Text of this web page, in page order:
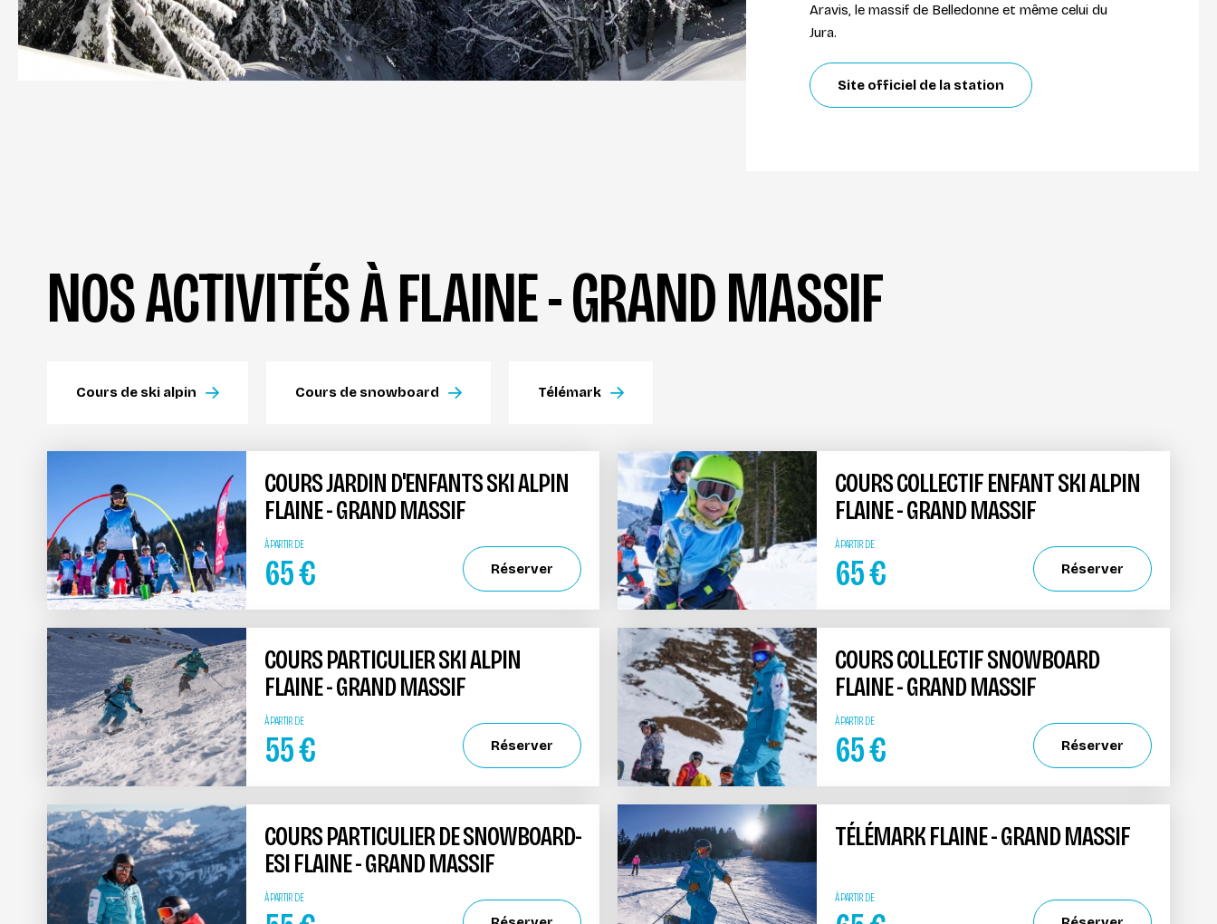
Aravis, le massif de Belledonne et même celui du
Jura.
Site officiel de la station
NOS ACTIVITÉS À FLAINE - GRAND MASSIF
Cours de ski alpin Cours de snowboard Télémark
COURS JARDIN D'ENFANTS SKI ALPIN
FLAINE - GRAND MASSIF
À PARTIR DE
65€ Réserver
COURS COLLECTIF ENFANT SKI ALPIN
FLAINE - GRAND MASSIF
À PARTIR DE
65€ Réserver
COURS PARTICULIER SKI ALPIN
FLAINE - GRAND MASSIF
À PARTIR DE
55€ Réserver
COURS COLLECTIF SNOWBOARD
FLAINE - GRAND MASSIF
À PARTIR DE
65€ Réserver
COURS PARTICULIER DE SNOWBOARD-
ESI FLAINE - GRAND MASSIF
À PARTIR DE
TÉLÉMARK FLAINE - GRAND MASSIF
À PARTIR DE